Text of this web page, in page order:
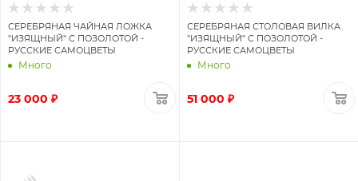
СЕРЕБРЯНАЯ ЧАЙНАЯ ЛОЖКА
"ИЗЯЩНЫЙ" С ПОЗОЛОТОЙ -
РУССКИЕ САМОЦВЕТЫ
Много
23 000 ₽
СЕРЕБРЯНАЯ СТОЛОВАЯ ВИЛКА
"ИЗЯЩНЫЙ" С ПОЗОЛОТОЙ -
РУССКИЕ САМОЦВЕТЫ
Много
51 000 ₽